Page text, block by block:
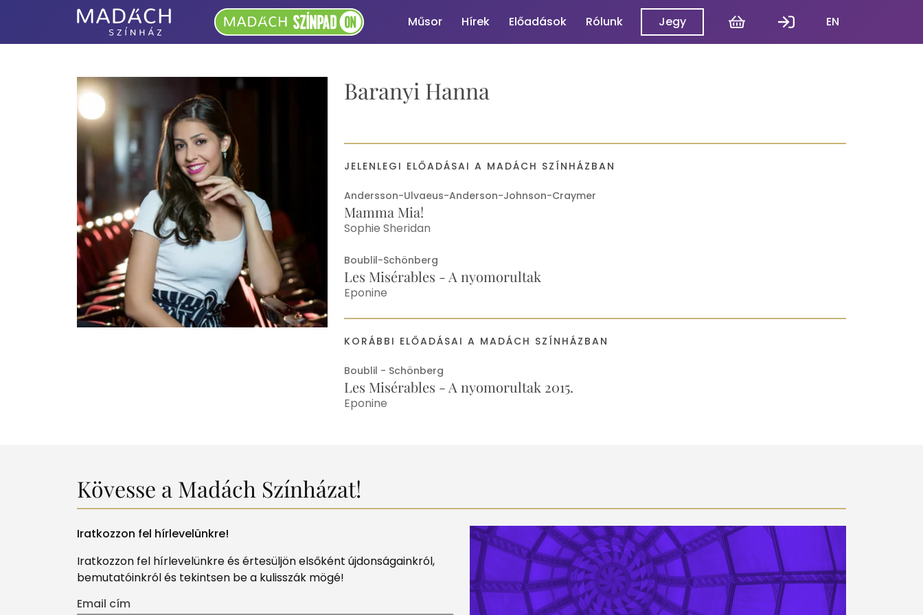
Madách
Műsor Hírek Előadások Rólunk Jegy
Kosár Belépés
EN
Baranyi Hanna
JELENLEGI ELŐADÁSAI A MADÁCH SZÍNHÁZBAN
Andersson-Ulvaeus-Anderson-Johnson-Craymer
Mamma Mia!
Sophie Sheridan
Boublil-Schönberg
Les Misérables - A nyomorultak
Eponine
KORÁBBI ELŐADÁSAI A MADÁCH SZÍNHÁZBAN
Boublil - Schönberg
Les Misérables - A nyomorultak 2015.
Eponine
Kövesse a Madách Színházat!
Iratkozzon fel hírlevelünkre!
Iratkozzon fel hírlevelünkre és értesüljön elsőként újdonságainkról,
bemutatóinkról és tekintsen be a kulisszák mögé!
Email cím